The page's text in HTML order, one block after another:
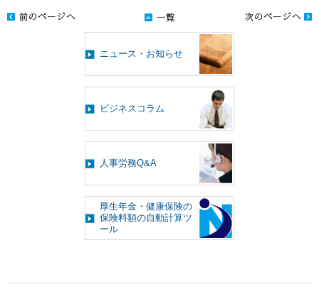
ニュース・お知らせ
ビジネスコラム
人事労務Q&A
厚生年金・健康保険の
保険料額の自動計算ツ
ール